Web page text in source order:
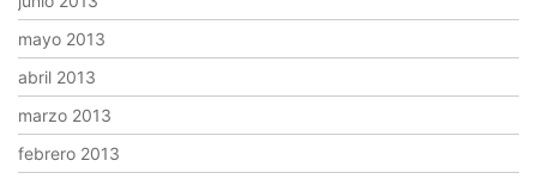
mayo 2013
abril 2013
marzo 2013
febrero 2013